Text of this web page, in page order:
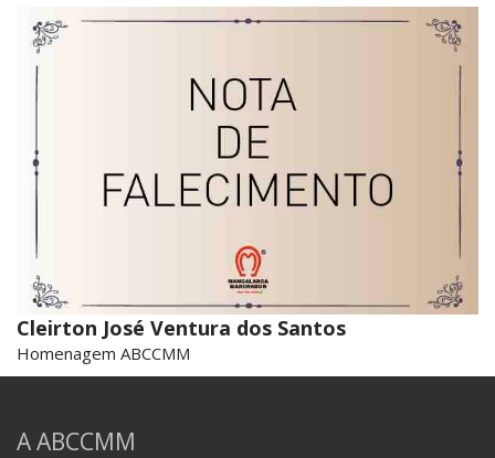
Cleirton José Ventura dos Santos
Homenagem ABCCMM
A ABCCMM